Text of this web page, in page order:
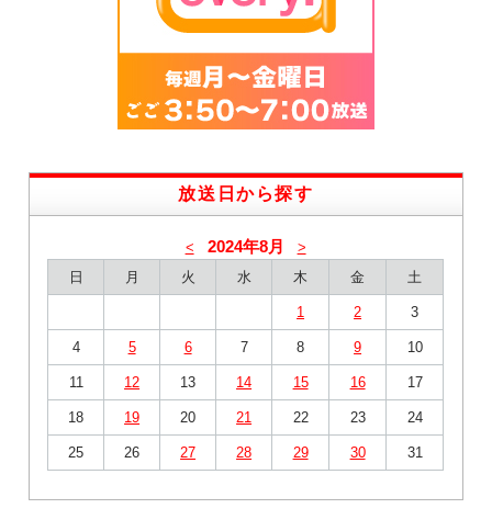
放送日から探す
< 2024年8月
>
日
月 火 水 木 金 土
1 2 3
4 5 6 7 8 9 10
11 12 13 14 15 16 17
18 19 20 21 22 23 24
25 26 27 28 29 30 31